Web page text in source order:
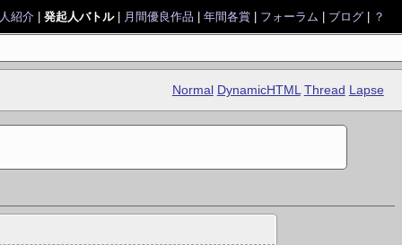
紹介| 発起人バトル| 月間優良作品 年間各賞| フォーラム ブログ| ？
Normal DynamicHTML Thread Lapse